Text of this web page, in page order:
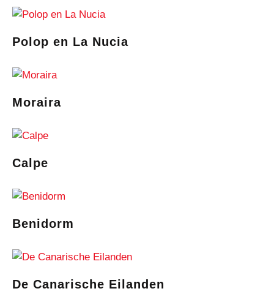
Polop en La Nucia
Moraira
Calpe
Benidorm
De Canarische Eilanden